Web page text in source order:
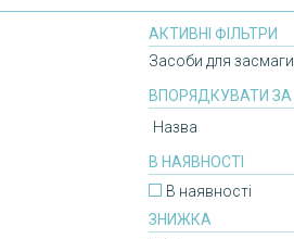
АКТИВНІ ФІЛЬТРИ
Засоби для засмаги
ВПОРЯДКУВАТИ ЗА
В НАЯВНОСТІ
В наявності
ЗНИЖКА